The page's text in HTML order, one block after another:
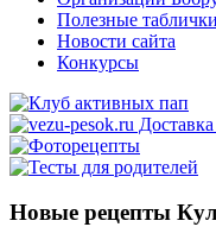
Полезные таблички
Новости сайта
Конкурсы
Новые рецепты